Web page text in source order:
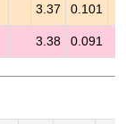
3.37 0.101
3.38 0.091